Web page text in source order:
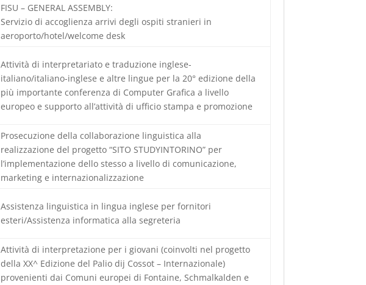
FISU – GENERAL ASSEMBLY:
Servizio di accoglienza arrivi degli ospiti stranieri in
aeroporto/hotel/welcome desk
Attività di interpretariato e traduzione inglese-
italiano/italiano-inglese e altre lingue per la 20° edizione della
più importante conferenza di Computer Grafica a livello
europeo e supporto all’attività di ufficio stampa e promozione
Prosecuzione della collaborazione linguistica alla
realizzazione del progetto “SITO STUDYINTORINO” per
l’implementazione dello stesso a livello di comunicazione,
marketing e internazionalizzazione
Assistenza linguistica in lingua inglese per fornitori
esteri/Assistenza informatica alla segreteria
Attività di interpretazione per i giovani (coinvolti nel progetto
della XX^ Edizione del Palio dij Cossot – Internazionale)
provenienti dai Comuni europei di Fontaine, Schmalkalden e